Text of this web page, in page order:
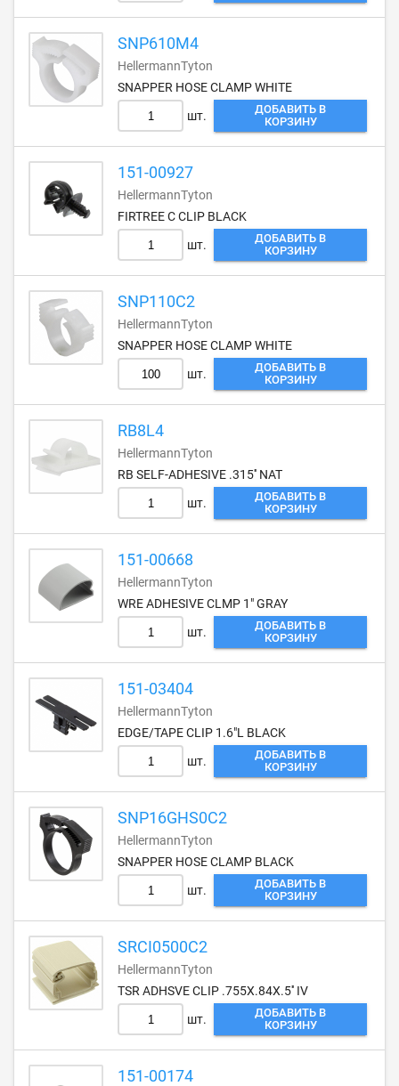
SNP610M4
HellermannTyton
SNAPPER HOSE CLAMP WHITE
шт.
ДОБАВИТЬ В
КОРЗИНУ
151-00927
HellermannTyton
FIRTREE C CLIP BLACK
шт.
ДОБАВИТЬ В
КОРЗИНУ
SNP110C2
HellermannTyton
SNAPPER HOSE CLAMP WHITE
шт.
ДОБАВИТЬ В
КОРЗИНУ
RB8L4
HellermannTyton
RB SELF-ADHESIVE .315'' NAT
шт.
ДОБАВИТЬ В
КОРЗИНУ
151-00668
HellermannTyton
WRE ADHESIVE CLMP 1" GRAY
шт.
ДОБАВИТЬ В
КОРЗИНУ
151-03404
HellermannTyton
EDGE/TAPE CLIP 1.6"L BLACK
шт.
ДОБАВИТЬ В
КОРЗИНУ
SNP16GHS0C2
HellermannTyton
SNAPPER HOSE CLAMP BLACK
шт.
ДОБАВИТЬ В
КОРЗИНУ
SRCI0500C2
HellermannTyton
TSR ADHSVE CLIP .755X.84X.5'' IV
шт.
ДОБАВИТЬ В
КОРЗИНУ
151-00174